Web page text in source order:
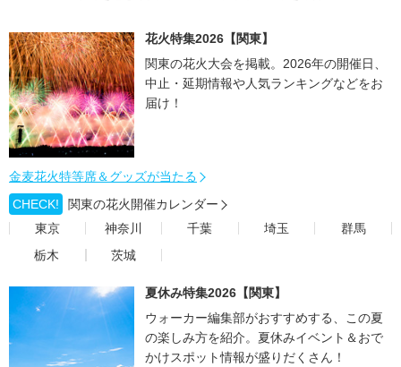
花火特集2026【関東】
関東の花火大会を掲載。2026年の開催日、
中止・延期情報や人気ランキングなどをお
届け！
金麦花火特等席＆グッズが当たる
CHECK!
関東の花火開催カレンダー
東京
神奈川 千葉 埼玉
群馬
栃木
茨城
夏休み特集2026【関東】
ウォーカー編集部がおすすめする、この夏
の楽しみ方を紹介。夏休みイベント＆おで
かけスポット情報が盛りだくさん！